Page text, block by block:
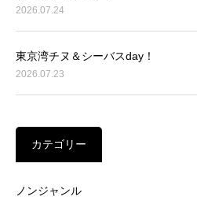
2026.07.24
東京湾チヌ＆シーバスday！
2026.07.23
カテゴリー
ノンジャンル